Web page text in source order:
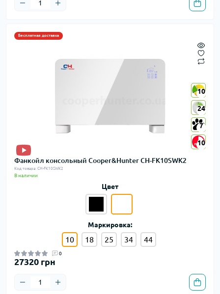
Бесплатная доставка
10
24
7
10
10
24
7
10
Фанкойл консольный Cooper&Hunter CH-FK10SWK2
Код товара: CH-FK10SWK2
В наличии
Цвет
Маркировка:
10 18 25 34 44
0
27320 грн